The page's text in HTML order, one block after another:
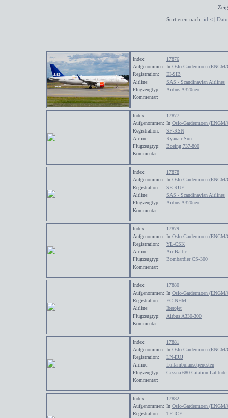
Sortieren nach: id < |
Index:
17876
Aufgenommen: In Oslo-Gardermoen
Registration:
EI-SIB
Airline:
SAS - Scandinavian Airlines
Flugzeugtyp:
Airbus A320neo
Kommentar:
Index:
17877
Aufgenommen: In Oslo-Gardermoen
Registration:
SP-RSN
Airline:
Ryanair Sun
Flugzeugtyp:
Boeing 737-800
Kommentar:
Index:
17878
Aufgenommen: In Oslo-Gardermoen
Registration:
SE-RUE
Airline:
SAS - Scandinavian Airlines
Flugzeugtyp:
Airbus A320neo
Kommentar:
Index:
17879
Aufgenommen: In Oslo-Gardermoen
Registration:
YL-CSK
Airline:
Air Baltic
Flugzeugtyp:
Bombardier CS-300
Kommentar:
Index:
17880
Aufgenommen: In Oslo-Gardermoen
Registration:
EC-NHM
Airline:
Iberojet
Flugzeugtyp:
Airbus A330-300
Kommentar:
Index:
17881
Aufgenommen: In Oslo-Gardermoen
Registration:
LN-EUJ
Airline:
Luftambulansetjenesten
Flugzeugtyp:
Cessna 680 Citation Latitude
Kommentar:
Index:
17882
Aufgenommen: In Oslo-Gardermoen
Registration:
TF-ICE